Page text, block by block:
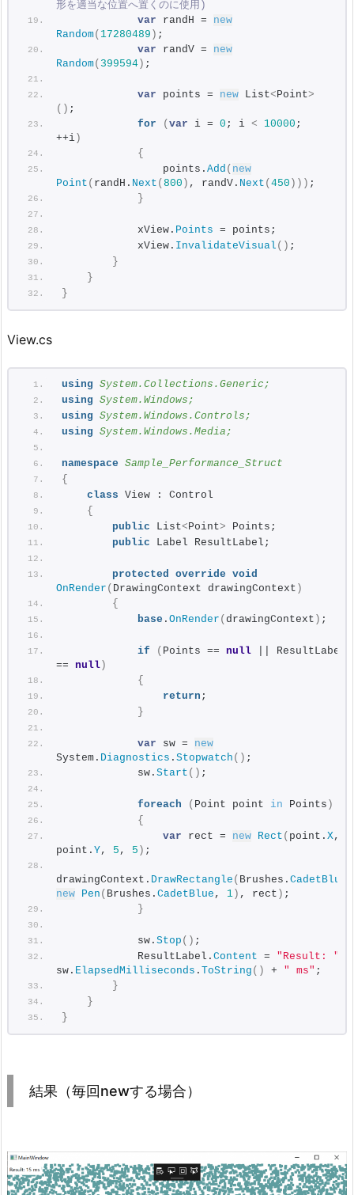
形を適当な位置へ置くのに使用)
var randH = new
Random( 17280489 ) ;
var randV = new
Random( 399594 ) ;
var points = new List< Point>
() ;
for
( var i = 0 ; i < 10000 ;
++i )
{
                points.
Add ( new
Point ( randH. Next ( 800 ) , randV. Next ( 450 ))) ;
}
            xView.
Points = points;
            xView.
InvalidateVisual () ;
}
}
}
View.cs
using System.Collections.Generic;
using System.Windows;
using System.Windows.Controls;
using System.Windows.Media;
namespace Sample_Performance_Struct
{
class View : Control
{
public List<Point> Points;
public Label ResultLabel;
protected override void
OnRender ( DrawingContext drawingContext )
{
base . OnRender ( drawingContext ) ;
if ( Points == null || ResultLabel
== null )
{
return ;
}
var sw = new
System. Diagnostics . Stopwatch () ;
            sw.
Start () ;
foreach ( Point point in Points )
{
var rect = new Rect ( point. X,
point. Y, 5 , 5 ) ;
drawingContext. DrawRectangle ( Brushes. CadetBlue
new Pen ( Brushes. CadetBlue , 1 ) , rect ) ;
}
            sw.
Stop () ;
            ResultLabel.
Content = "Result: "
sw. ElapsedMilliseconds . ToString () + " ms" ;
}
}
}
結果（毎回newする場合）